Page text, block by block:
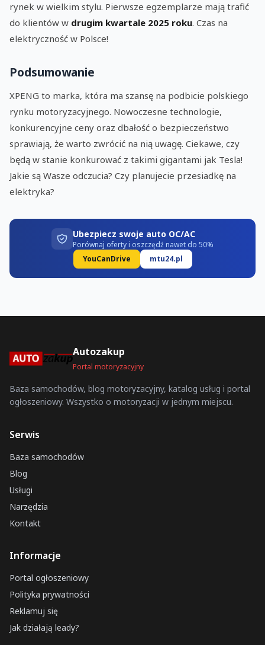
rynek w wielkim stylu. Pierwsze egzemplarze mają trafić
do klientów w drugim kwartale 2025 roku. Czas na
elektryczność w Polsce!
Podsumowanie
XPENG to marka, która ma szansę na podbicie polskiego
rynku motoryzacyjnego. Nowoczesne technologie,
konkurencyjne ceny oraz dbałość o bezpieczeństwo
sprawiają, że warto zwrócić na nią uwagę. Ciekawe, czy
będą w stanie konkurować z takimi gigantami jak Tesla!
Jakie są Wasze odczucia? Czy planujecie przesiadkę na
elektryka?
Ubezpiecz swoje auto OC/AC
Porównaj oferty i oszczędź nawet do 50%
YouCanDrive
mtu24.pl
Autozakup
Portal motoryzacyjny
Baza samochodów, blog motoryzacyjny, katalog usług i portal
ogłoszeniowy. Wszystko o motoryzacji w jednym miejscu.
Serwis
Baza samochodów
Blog
Usługi
Narzędzia
Kontakt
Informacje
Portal ogłoszeniowy
Polityka prywatności
Reklamuj się
Jak działają leady?